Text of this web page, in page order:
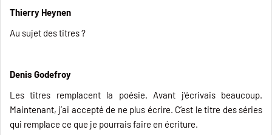
Thierry Heynen
Au sujet des titres ?
Denis Godefroy
Les titres remplacent la poésie. Avant j’écrivais beaucoup.
Maintenant, j’ai accepté de ne plus écrire. C’est le titre des séries
qui remplace ce que je pourrais faire en écriture.